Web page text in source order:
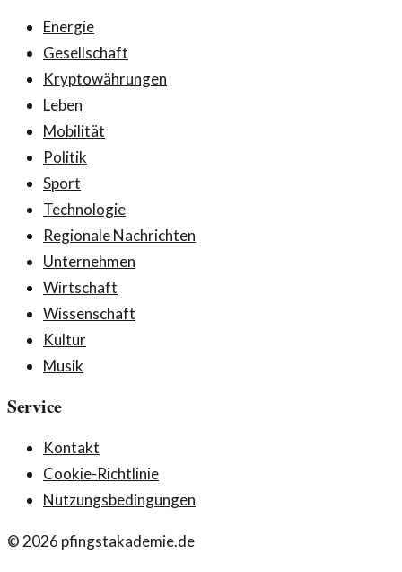
Energie
Gesellschaft
Kryptowährungen
Leben
Mobilität
Politik
Sport
Technologie
Regionale Nachrichten
Unternehmen
Wirtschaft
Wissenschaft
Kultur
Musik
Service
Kontakt
Cookie-Richtlinie
Nutzungsbedingungen
© 2026 pfingstakademie.de